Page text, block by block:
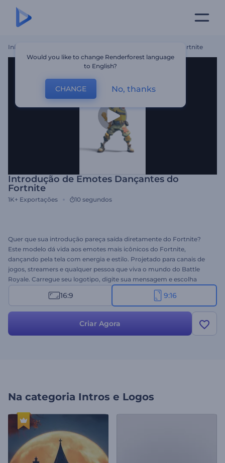
Início Introdução De Emotes Dançantes Do Fortnite
Introdução de Emotes Dançantes do
Fortnite
1K+ Exportações 10 segundos
Quer que sua introdução pareça saída diretamente do Fortnite?
Este modelo dá vida aos emotes mais icônicos do Fortnite,
dançando pela tela com energia e estilo. Projetado para canais de
jogos, streamers e qualquer pessoa que viva o mundo do Battle
Royale. Carregue seu logotipo, digite sua mensagem e escolha
uma música de fundo animada para chamar a atenção dos
gameaholics. Crie agora e faça com que o logotipo da sua marca
16:9 9:16
Criar Agora
Na categoria Intros e Logos
Would you like to change Renderforest language
to English?
CHANGE No, thanks